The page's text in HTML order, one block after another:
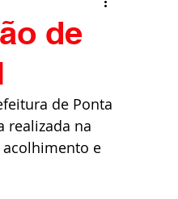
de
de Ponta
realizada na
e